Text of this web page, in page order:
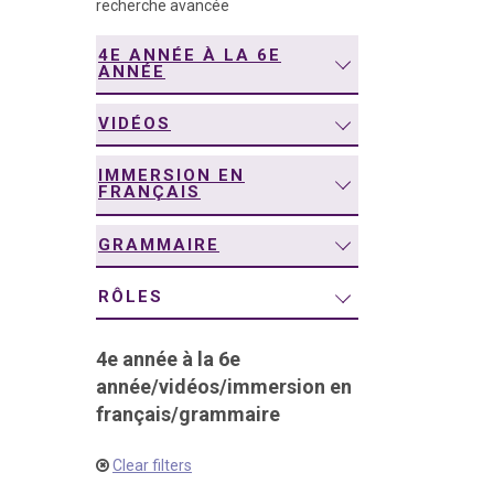
recherche avancée
4E ANNÉE À LA 6E
ANNÉE
VIDÉOS
IMMERSION EN
FRANÇAIS
GRAMMAIRE
RÔLES
4e année à la 6e
année/vidéos/immersion en
français/grammaire
Clear filters